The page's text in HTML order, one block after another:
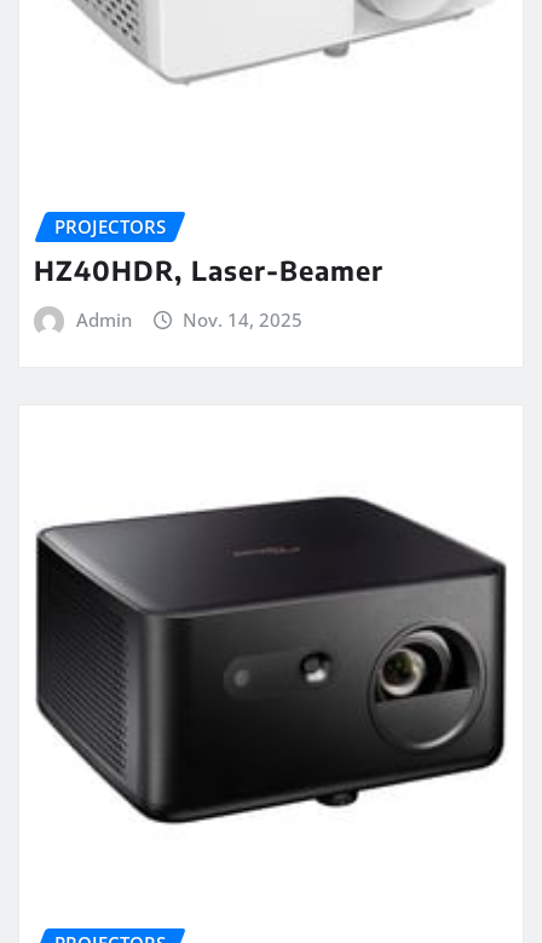
PROJECTORS
HZ40HDR, Laser-Beamer
Admin Nov. 14, 2025